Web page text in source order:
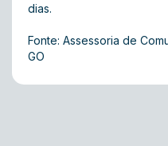
dias.
Fonte: Assessoria de
GO